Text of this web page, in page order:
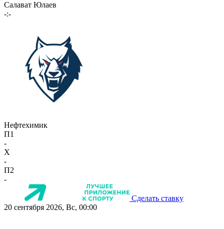
Салават Юлаев
-:-
Нефтехимик
П1
-
X
-
П2
-
Сделать ставку
20 сентября 2026, Вс, 00:00